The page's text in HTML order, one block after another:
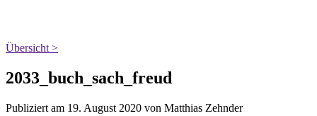
Übersicht >
2033_buch_sach_freud
Publiziert am 19. August 2020 von Matthias Zehnder